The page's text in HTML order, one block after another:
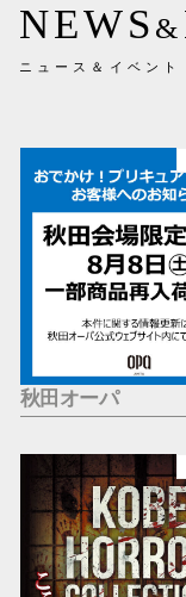
NEWS &
ニュース＆イベント
秋田オーパ